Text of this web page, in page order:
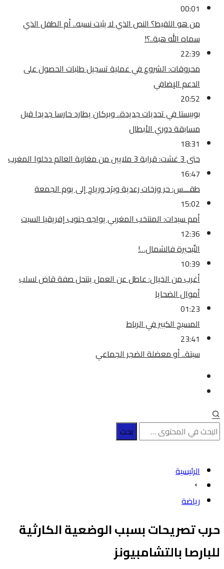
00:01
من هو اللقيط؟ النص الذي لا يثبت نسبه.. أم الطفل الذي
سماه الله هبة..؟!
22:39
محروقات: الشروع في عملية تسجيل طلبات الحصول على
الدعم الإضافي
20:52
بوبيستا في تحديات جديدة.. وبركان يطارد حارسا جديدا قبل
مسابقة دوري الأبطال
18:31
حتى 3 غشت: قرابة 3 ملايين من مغاربة العالم دخلوا المغرب
16:47
طقـــس: حر وزخات رعدية وبرَد ورياح إلى يوم الجمعة
15:02
أمم سيدات: المنتخب المغربي يواجه جنوب إفريقيا السبت
12:36
التّبحيرة فالشمال…!
10:39
أغرب من الخيال: عاطل عن العمل ينتحل صفة قاض لسلب
أموال الضحايا
01:23
المسبح الكبير في الرباط
23:41
سبتة.. أو معضلة الضجر الجماعي
الرئيسية
رياضة
حرب تصريحات بسبب الوضعية الكارثية
للبارصا بالتشامبيونز